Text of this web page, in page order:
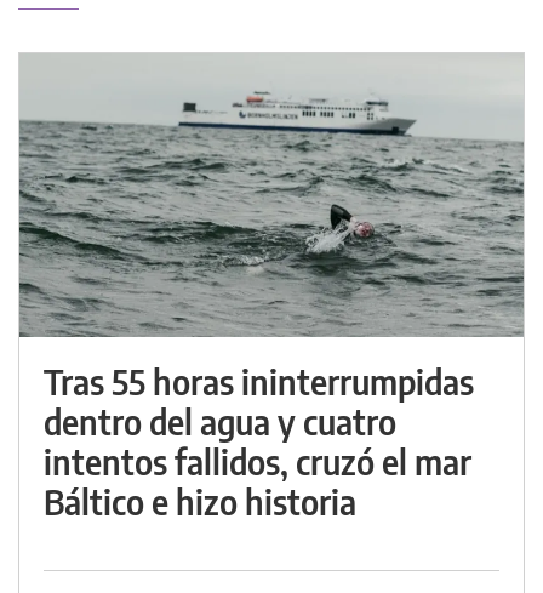
Tras 55 horas ininterrumpidas
dentro del agua y cuatro
intentos fallidos, cruzó el mar
Báltico e hizo historia